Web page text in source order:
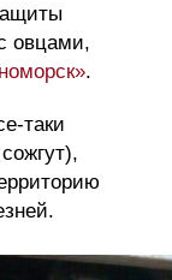
овцами,
.
таки